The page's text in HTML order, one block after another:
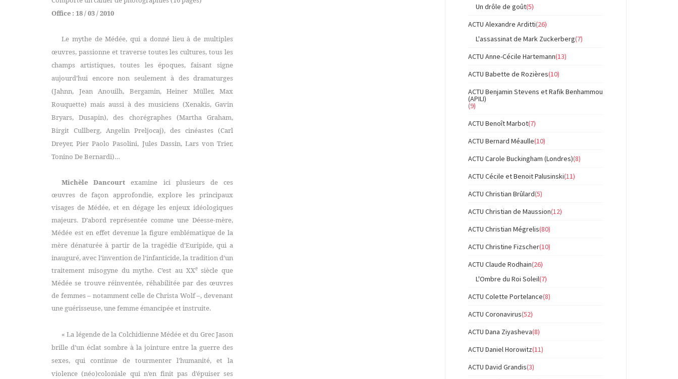
Office : 18 / 03 / 2010
Le mythe de Médée, qui a donné lieu à de multiples
œuvres, passionne et traverse toutes les cultures, tous les
champs artistiques, toutes les époques, faisant signe
aujourd’hui encore non seulement à des dramaturges
(Jahnn, Jean Anouilh, Bergamin, Heiner Müller, Max
Rouquette) mais aussi à des musiciens (Xenakis, Gavin
Bryars, Dusapin), des chorégraphes (Martha Graham,
Birgit Cullberg, Angelin Preljocaj), des cinéastes (Carl
Dreyer, Pier Paolo Pasolini, Jules Dassin, Lars von Trier,
Tonino De Bernardi)…
Michèle Dancourt
examine ici plusieurs de ces
œuvres de façon approfondie, explore les principaux
visages de Médée, et en dégage les enjeux idéologiques
majeurs. D’abord représentée comme une Déesse-mère,
Médée est en effet devenue la figure emblématique de la
mère dénaturée à partir de la tragédie d’Euripide, qui a
inauguré, avec l’invention de l’infanticide, la tradition d’un
traitement misogyne du mythe. C’est au XXesiècle que
Médée se trouve réinventée, réhabilitée par des œuvres
de femmes – notamment celle de Christa Wolf –, devenant
une guérisseuse, une femme émancipée et instruite.
« La légende de la Colchidienne Médée et du Grec Jason
brille d’un éclat sombre à la jointure entre la guerre des
sexes, qui continue de tourmenter l’humanité, et la
violence (néo)coloniale qui n’en finit pas d’épuiser ses
Un drôle de goût(5)
ACTU Alexandre Arditti(26)
L'assassinat de Mark Zuckerberg(7)
ACTU Anne-Cécile Hartemann(13)
ACTU Babette de Rozières(10)
ACTU Benjamin Stevens et Rafik Benhammou
(APILI)
(9)
ACTU Benoît Marbot(7)
ACTU Bernard Méaulle(10)
ACTU Carole Buckingham (Londres)(8)
ACTU Cécile et Benoit Palusinski(11)
ACTU Christian Brûlard(5)
ACTU Christian de Maussion(12)
ACTU Christian Mégrelis(80)
ACTU Christine Fizscher(10)
ACTU Claude Rodhain(26)
L'Ombre du Roi Soleil(7)
ACTU Colette Portelance(8)
ACTU Coronavirus(52)
ACTU Dana Ziyasheva(8)
ACTU Daniel Horowitz(11)
ACTU David Grandis(3)